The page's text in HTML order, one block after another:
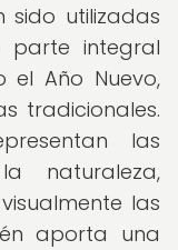
sido utilizadas
parte integral
el Año Nuevo,
tradicionales.
las
naturaleza,
las
aporta una